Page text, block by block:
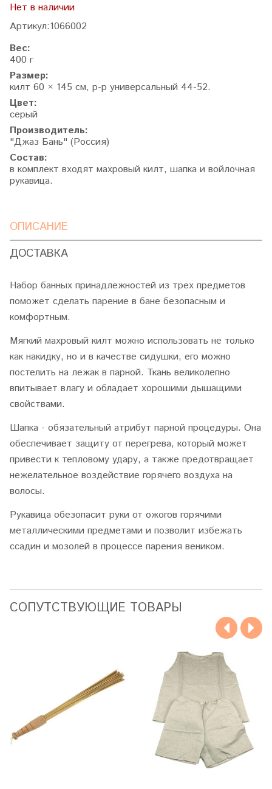
Нет в наличии
Артикул:1066002
Вес:
400 г
Размер:
килт 60 × 145 см, р-р универсальный 44-52.
Цвет:
серый
Производитель:
"Джаз Бань" (Россия)
Состав:
в комплект входят махровый килт, шапка и войлочная
рукавица.
ОПИСАНИЕ
ДОСТАВКА
Набор банных принадлежностей из трех предметов
поможет сделать парение в бане безопасным и
комфортным.
Мягкий махровый килт можно использовать не только
как накидку, но и в качестве сидушки, его можно
постелить на лежак в парной. Ткань великолепно
впитывает влагу и обладает хорошими дышащими
свойствами.
Шапка - обязательный атрибут парной процедуры. Она
обеспечивает защиту от перегрева, который может
привести к тепловому удару, а также предотвращает
нежелательное воздействие горячего воздуха на
волосы.
Рукавица обезопасит руки от ожогов горячими
металлическими предметами и позволит избежать
ссадин и мозолей в процессе парения веником.
CОПУТСТВУЮЩИЕ ТОВАРЫ